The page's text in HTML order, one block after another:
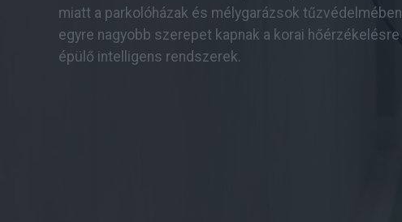
miatt a parkolóházak és mélygarázsok tűzvédelmében
egyre nagyobb szerepet kapnak a korai hőérzékelésre
épülő intelligens rendszerek.